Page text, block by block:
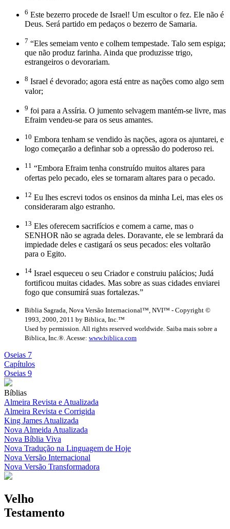
6 Este bezerro procede de Israel! Um escultor o fez. Ele não é
Deus. Será partido em pedaços o bezerro de Samaria.
7 “Eles semeiam vento e colhem tempestade. Talo sem espiga;
que não produz farinha. Ainda que produzisse trigo,
estrangeiros o devorariam.
8 Israel é devorado; agora está entre as nações como algo sem
valor;
9 foi para a Assíria. O jumento selvagem mantém-se livre, mas
Efraim vendeu-se para os seus amantes.
10 Embora tenham se vendido às nações, agora os ajuntarei, e
logo começarão a definhar sob a opressão do poderoso rei.
11 “Embora Efraim tenha construído muitos altares para
ofertas pelo pecado, eles se tornaram altares para o pecado.
12 Eu lhes escrevi todos os ensinos da minha Lei, mas eles os
consideraram algo estranho.
13 Eles oferecem sacrifícios e comem a carne, mas o
SENHOR não se agrada deles. Doravante, ele se lembrará da
impiedade deles e castigará os seus pecados: eles voltarão
para o Egito.
14 Israel esqueceu o seu Criador e construiu palácios; Judá
fortificou muitas cidades. Mas sobre as suas cidades enviarei
fogo que consumirá suas fortalezas.”
Biblia Sagrada, Nova Versão Internacional™, NVI™ - Copyright ©
1993, 2000, 2011 by Biblica, Inc.™
Used by permission. All rights reserved worldwide. Saiba mais sobre a
Biblica, Inc.®. Acesse: www.biblica.com
Oseias 7
Capítulos
Oseias 9
Bíblias
Almeira Revista e Atualizada
Almeira Revista e Corrigida
King James Atualizada
Nova Almeida Atualizada
Nova Bíblia Viva
Nova Tradução na Linguagem de Hoje
Nova Versão Internacional
Nova Versão Transformadora
Velho
Testamento